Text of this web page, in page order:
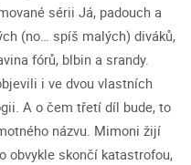
sérii Já, padouch a
(no… spíš malých) diváků,
fórů, blbin a srandy.
i ve dvou vlastních
A o čem třetí díl bude, to
názvu. Mimoni žijí
obvykle skončí katastrofou,